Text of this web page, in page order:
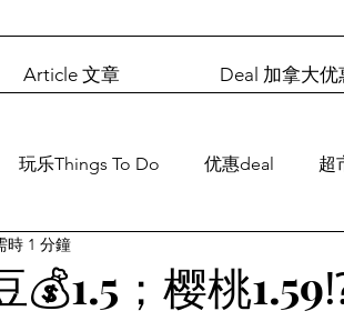
Article 文章 Deal 加拿大优
玩乐Things To Do 优惠deal 超
潮流others
💰1.5；樱桃
時 1 分鐘